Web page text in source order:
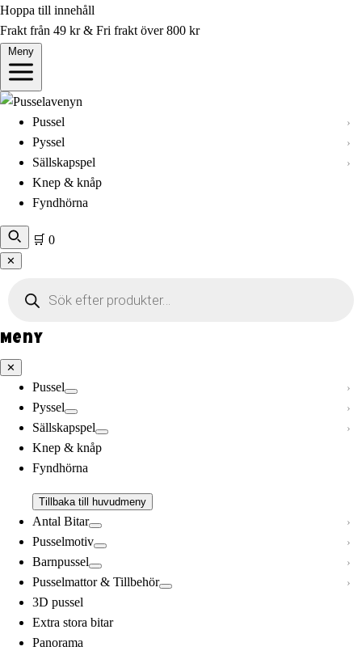
Hoppa till innehåll
Frakt från 49 kr & Fri frakt över 800 kr
Meny
Pussel
Pyssel
Sällskapspel
Knep & knåp
Fyndhörna
🛒 0
✕
Meny
✕
Pussel
Pyssel
Sällskapspel
Knep & knåp
Fyndhörna
Tillbaka till huvudmeny
Antal Bitar
Pusselmotiv
Barnpussel
Pusselmattor & Tillbehör
3D pussel
Extra stora bitar
Panorama